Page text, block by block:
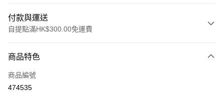
付款與運送
自提點滿HK$300.00免運費
信用卡
Apple Pay
商品特色
商品編號
474535